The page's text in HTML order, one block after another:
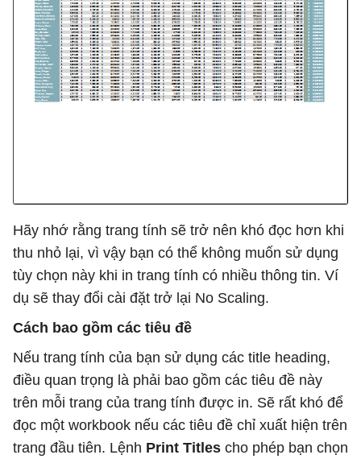
Hãy nhớ rằng trang tính sẽ trở nên khó đọc hơn khi
thu nhỏ lại, vì vậy bạn có thể không muốn sử dụng
tùy chọn này khi in trang tính có nhiều thông tin. Ví
dụ sẽ thay đổi cài đặt trở lại No Scaling.
Cách bao gồm các tiêu đề
Nếu trang tính của bạn sử dụng các title heading,
điều quan trọng là phải bao gồm các tiêu đề này
trên mỗi trang của trang tính được in. Sẽ rất khó để
đọc một workbook nếu các tiêu đề chỉ xuất hiện trên
trang đầu tiên. Lệnh Print Titles cho phép bạn chọn